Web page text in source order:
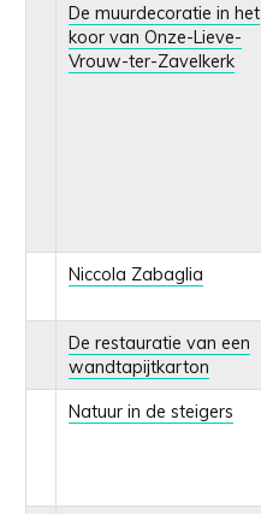
De muurdecoratie in het
koor van Onze-Lieve-
Vrouw-ter-Zavelkerk
Niccola Zabaglia
De restauratie van een
wandtapijtkarton
Natuur in de steigers